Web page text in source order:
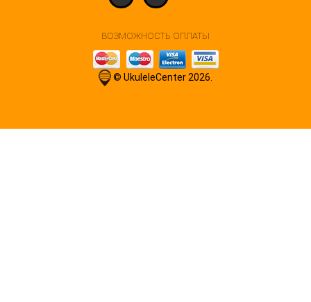
ВОЗМОЖНОСТЬ ОПЛАТЫ
© UkuleleCenter 2026.